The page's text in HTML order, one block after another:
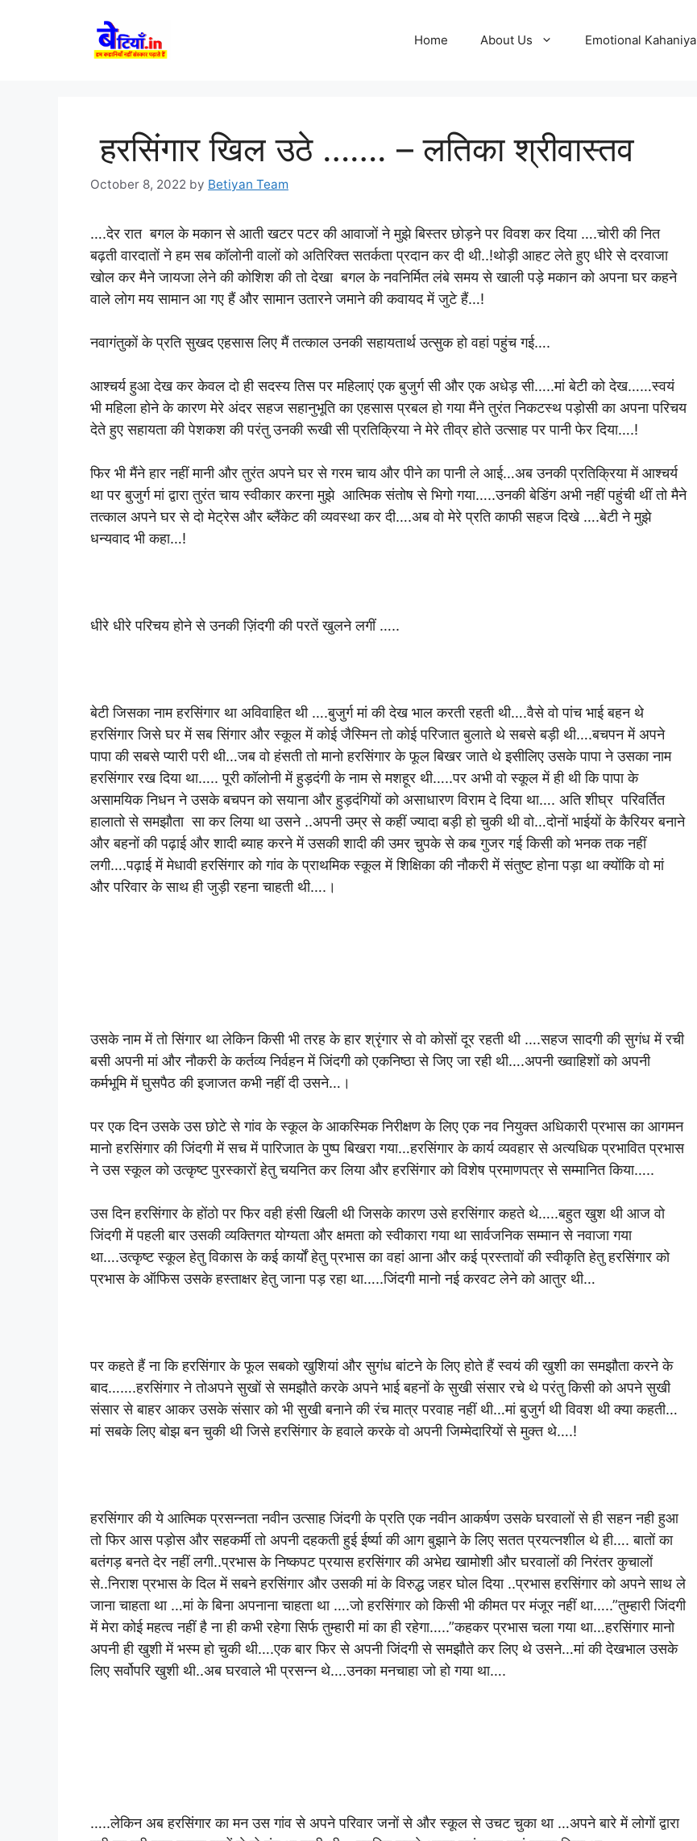
Home About Us Emotional Kahaniya
हरसिंगार खिल उठे ……. – लतिका श्रीवास्तव
October 8, 2022 by Betiyan Team
….देर रात बगल के मकान से आती खटर पटर की आवाजों ने मुझे बिस्तर छोड़ने पर विवश कर दिया ….चोरी की नित
बढ़ती वारदातों ने हम सब कॉलोनी वालों को अतिरिक्त सतर्कता प्रदान कर दी थी..!थोड़ी आहट लेते हुए धीरे से दरवाजा
खोल कर मैने जायजा लेने की कोशिश की तो देखा बगल के नवनिर्मित लंबे समय से खाली पड़े मकान को अपना घर कहने
वाले लोग मय सामान आ गए हैं और सामान उतारने जमाने की कवायद में जुटे हैं…!
नवागंतुकों के प्रति सुखद एहसास लिए मैं तत्काल उनकी सहायतार्थ उत्सुक हो वहां पहुंच गई….
आश्चर्य हुआ देख कर केवल दो ही सदस्य तिस पर महिलाएं एक बुजुर्ग सी और एक अधेड़ सी…..मां बेटी को देख……स्वयं
भी महिला होने के कारण मेरे अंदर सहज सहानुभूति का एहसास प्रबल हो गया मैंने तुरंत निकटस्थ पड़ोसी का अपना परिचय
देते हुए सहायता की पेशकश की परंतु उनकी रूखी सी प्रतिक्रिया ने मेरे तीव्र होते उत्साह पर पानी फेर दिया….!
फिर भी मैंने हार नहीं मानी और तुरंत अपने घर से गरम चाय और पीने का पानी ले आई…अब उनकी प्रतिक्रिया में आश्चर्य
था पर बुजुर्ग मां द्वारा तुरंत चाय स्वीकार करना मुझे आत्मिक संतोष से भिगो गया…..उनकी बेडिंग अभी नहीं पहुंची थीं तो मैने
तत्काल अपने घर से दो मेट्रेस और ब्लैंकेट की व्यवस्था कर दी….अब वो मेरे प्रति काफी सहज दिखे ….बेटी ने मुझे
धन्यवाद भी कहा…!
धीरे धीरे परिचय होने से उनकी ज़िंदगी की परतें खुलने लगीं …..
बेटी जिसका नाम हरसिंगार था अविवाहित थी ….बुजुर्ग मां की देख भाल करती रहती थी….वैसे वो पांच भाई बहन थे
हरसिंगार जिसे घर में सब सिंगार और स्कूल में कोई जैस्मिन तो कोई परिजात बुलाते थे सबसे बड़ी थी….बचपन में अपने
पापा की सबसे प्यारी परी थी…जब वो हंसती तो मानो हरसिंगार के फूल बिखर जाते थे इसीलिए उसके पापा ने उसका नाम
हरसिंगार रख दिया था….. पूरी कॉलोनी में हुड़दंगी के नाम से मशहूर थी…..पर अभी वो स्कूल में ही थी कि पापा के
असामयिक निधन ने उसके बचपन को सयाना और हुड़दंगियों को असाधारण विराम दे दिया था…. अति शीघ्र परिवर्तित
हालातो से समझौता सा कर लिया था उसने ..अपनी उम्र से कहीं ज्यादा बड़ी हो चुकी थी वो…दोनों भाईयों के कैरियर बनाने
और बहनों की पढ़ाई और शादी ब्याह करने में उसकी शादी की उमर चुपके से कब गुजर गई किसी को भनक तक नहीं
लगी….पढ़ाई में मेधावी हरसिंगार को गांव के प्राथमिक स्कूल में शिक्षिका की नौकरी में संतुष्ट होना पड़ा था क्योंकि वो मां
और परिवार के साथ ही जुड़ी रहना चाहती थी….।
उसके नाम में तो सिंगार था लेकिन किसी भी तरह के हार श्रृंगार से वो कोसों दूर रहती थी ….सहज सादगी की सुगंध में रची
बसी अपनी मां और नौकरी के कर्तव्य निर्वहन में जिंदगी को एकनिष्ठा से जिए जा रही थी….अपनी ख्वाहिशों को अपनी
कर्मभूमि में घुसपैठ की इजाजत कभी नहीं दी उसने…।
पर एक दिन उसके उस छोटे से गांव के स्कूल के आकस्मिक निरीक्षण के लिए एक नव नियुक्त अधिकारी प्रभास का आगमन
मानो हरसिंगार की जिंदगी में सच में पारिजात के पुष्प बिखरा गया…हरसिंगार के कार्य व्यवहार से अत्यधिक प्रभावित प्रभास
ने उस स्कूल को उत्कृष्ट पुरस्कारों हेतु चयनित कर लिया और हरसिंगार को विशेष प्रमाणपत्र से सम्मानित किया…..
उस दिन हरसिंगार के होंठो पर फिर वही हंसी खिली थी जिसके कारण उसे हरसिंगार कहते थे…..बहुत खुश थी आज वो
जिंदगी में पहली बार उसकी व्यक्तिगत योग्यता और क्षमता को स्वीकारा गया था सार्वजनिक सम्मान से नवाजा गया
था….उत्कृष्ट स्कूल हेतु विकास के कई कार्यों हेतु प्रभास का वहां आना और कई प्रस्तावों की स्वीकृति हेतु हरसिंगार को
प्रभास के ऑफिस उसके हस्ताक्षर हेतु जाना पड़ रहा था…..जिंदगी मानो नई करवट लेने को आतुर थी…
पर कहते हैं ना कि हरसिंगार के फूल सबको खुशियां और सुगंध बांटने के लिए होते हैं स्वयं की खुशी का समझौता करने के
बाद…….हरसिंगार ने तोअपने सुखों से समझौते करके अपने भाई बहनों के सुखी संसार रचे थे परंतु किसी को अपने सुखी
संसार से बाहर आकर उसके संसार को भी सुखी बनाने की रंच मात्र परवाह नहीं थी…मां बुजुर्ग थी विवश थी क्या कहती…
मां सबके लिए बोझ बन चुकी थी जिसे हरसिंगार के हवाले करके वो अपनी जिम्मेदारियों से मुक्त थे….!
हरसिंगार की ये आत्मिक प्रसन्नता नवीन उत्साह जिंदगी के प्रति एक नवीन आकर्षण उसके घरवालों से ही सहन नही हुआ
तो फिर आस पड़ोस और सहकर्मी तो अपनी दहकती हुई ईर्ष्या की आग बुझाने के लिए सतत प्रयत्नशील थे ही…. बातों का
बतंगड़ बनते देर नहीं लगी..प्रभास के निष्कपट प्रयास हरसिंगार की अभेद्य खामोशी और घरवालों की निरंतर कुचालों
से..निराश प्रभास के दिल में सबने हरसिंगार और उसकी मां के विरुद्ध जहर घोल दिया ..प्रभास हरसिंगार को अपने साथ ले
जाना चाहता था …मां के बिना अपनाना चाहता था ….जो हरसिंगार को किसी भी कीमत पर मंजूर नहीं था…..”तुम्हारी जिंदगी
में मेरा कोई महत्व नहीं है ना ही कभी रहेगा सिर्फ तुम्हारी मां का ही रहेगा…..”कहकर प्रभास चला गया था…हरसिंगार मानो
अपनी ही खुशी में भस्म हो चुकी थी….एक बार फिर से अपनी जिंदगी से समझौते कर लिए थे उसने…मां की देखभाल उसके
लिए सर्वोपरि खुशी थी..अब घरवाले भी प्रसन्न थे….उनका मनचाहा जो हो गया था….
…..लेकिन अब हरसिंगार का मन उस गांव से अपने परिवार जनों से और स्कूल से उचट चुका था …अपने बारे में लोगों द्वारा